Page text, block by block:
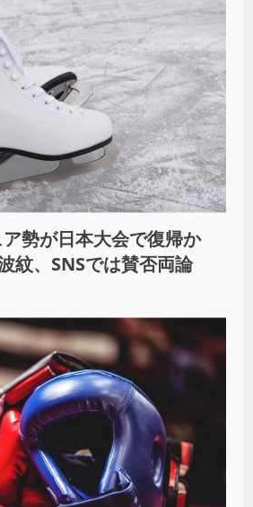
勢が日本大会で復帰か
紋、SNSでは賛否両論